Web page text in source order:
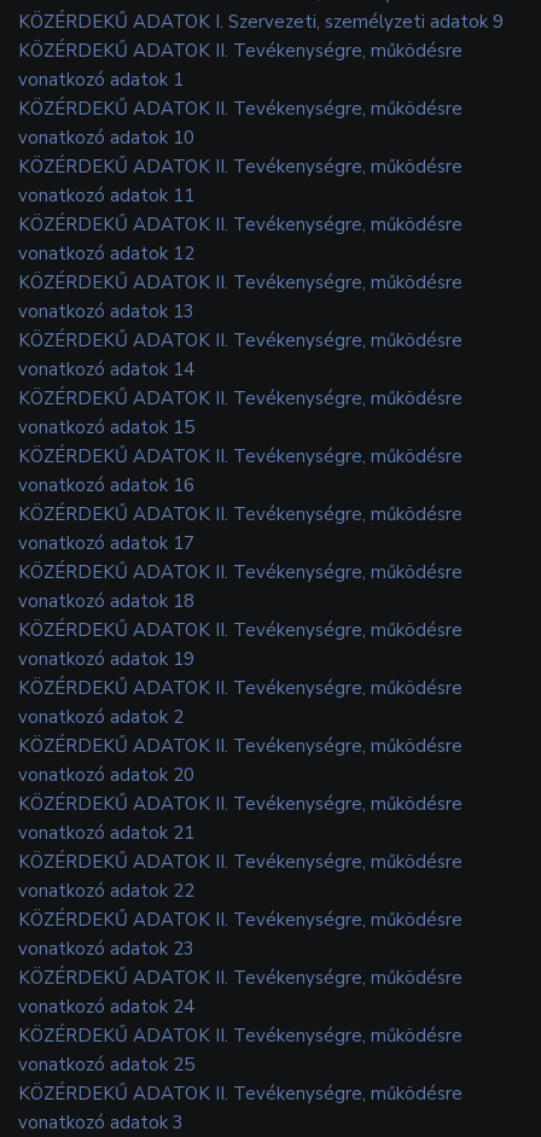
KÖZÉRDEKŰ ADATOK I. Szervezeti, személyzeti adatok 9
KÖZÉRDEKŰ ADATOK II. Tevékenységre, működésre
vonatkozó adatok 1
KÖZÉRDEKŰ ADATOK II. Tevékenységre, működésre
vonatkozó adatok 10
KÖZÉRDEKŰ ADATOK II. Tevékenységre, működésre
vonatkozó adatok 11
KÖZÉRDEKŰ ADATOK II. Tevékenységre, működésre
vonatkozó adatok 12
KÖZÉRDEKŰ ADATOK II. Tevékenységre, működésre
vonatkozó adatok 13
KÖZÉRDEKŰ ADATOK II. Tevékenységre, működésre
vonatkozó adatok 14
KÖZÉRDEKŰ ADATOK II. Tevékenységre, működésre
vonatkozó adatok 15
KÖZÉRDEKŰ ADATOK II. Tevékenységre, működésre
vonatkozó adatok 16
KÖZÉRDEKŰ ADATOK II. Tevékenységre, működésre
vonatkozó adatok 17
KÖZÉRDEKŰ ADATOK II. Tevékenységre, működésre
vonatkozó adatok 18
KÖZÉRDEKŰ ADATOK II. Tevékenységre, működésre
vonatkozó adatok 19
KÖZÉRDEKŰ ADATOK II. Tevékenységre, működésre
vonatkozó adatok 2
KÖZÉRDEKŰ ADATOK II. Tevékenységre, működésre
vonatkozó adatok 20
KÖZÉRDEKŰ ADATOK II. Tevékenységre, működésre
vonatkozó adatok 21
KÖZÉRDEKŰ ADATOK II. Tevékenységre, működésre
vonatkozó adatok 22
KÖZÉRDEKŰ ADATOK II. Tevékenységre, működésre
vonatkozó adatok 23
KÖZÉRDEKŰ ADATOK II. Tevékenységre, működésre
vonatkozó adatok 24
KÖZÉRDEKŰ ADATOK II. Tevékenységre, működésre
vonatkozó adatok 25
KÖZÉRDEKŰ ADATOK II. Tevékenységre, működésre
vonatkozó adatok 3